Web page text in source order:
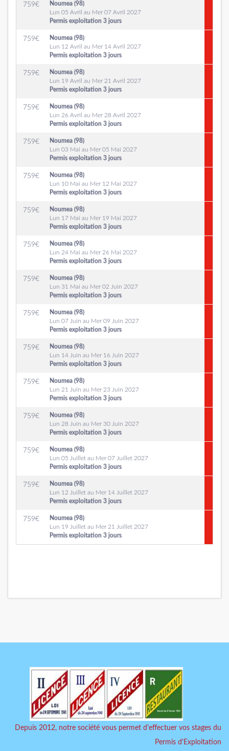
759€
Noumea (98)
Lun 05 Avril au Mer 07 Avril 2027
Permis exploitation 3 jours
759€
Noumea (98)
Lun 12 Avril au Mer 14 Avril 2027
Permis exploitation 3 jours
759€
Noumea (98)
Lun 19 Avril au Mer 21 Avril 2027
Permis exploitation 3 jours
759€
Noumea (98)
Lun 26 Avril au Mer 28 Avril 2027
Permis exploitation 3 jours
759€
Noumea (98)
Lun 03 Mai au Mer 05 Mai 2027
Permis exploitation 3 jours
759€
Noumea (98)
Lun 10 Mai au Mer 12 Mai 2027
Permis exploitation 3 jours
759€
Noumea (98)
Lun 17 Mai au Mer 19 Mai 2027
Permis exploitation 3 jours
759€
Noumea (98)
Lun 24 Mai au Mer 26 Mai 2027
Permis exploitation 3 jours
759€
Noumea (98)
Lun 31 Mai au Mer 02 Juin 2027
Permis exploitation 3 jours
759€
Noumea (98)
Lun 07 Juin au Mer 09 Juin 2027
Permis exploitation 3 jours
759€
Noumea (98)
Lun 14 Juin au Mer 16 Juin 2027
Permis exploitation 3 jours
759€
Noumea (98)
Lun 21 Juin au Mer 23 Juin 2027
Permis exploitation 3 jours
759€
Noumea (98)
Lun 28 Juin au Mer 30 Juin 2027
Permis exploitation 3 jours
759€
Noumea (98)
Lun 05 Juillet au Mer 07 Juillet 2027
Permis exploitation 3 jours
759€
Noumea (98)
Lun 12 Juillet au Mer 14 Juillet 2027
Permis exploitation 3 jours
759€
Noumea (98)
Lun 19 Juillet au Mer 21 Juillet 2027
Permis exploitation 3 jours
Depuis 2012, notre société vous permet d'effectuer vos stages du
Permis d'Exploitation